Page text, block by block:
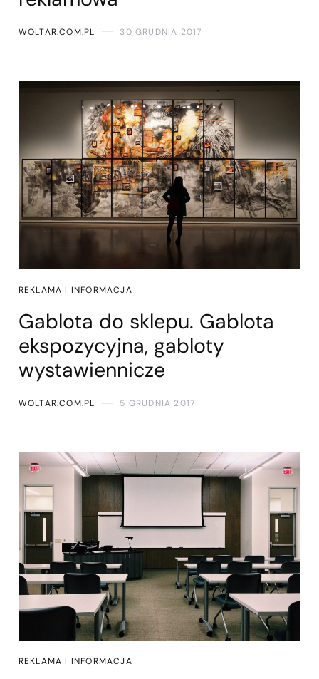
WOLTAR.COM.PL 30 GRUDNIA 2017
REKLAMA I INFORMACJA
Gablota do sklepu. Gablota
ekspozycyjna, gabloty
wystawiennicze
WOLTAR.COM.PL 5 GRUDNIA 2017
REKLAMA I INFORMACJA